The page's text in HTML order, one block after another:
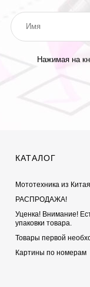
Нажимая на
КАТАЛОГ
Мототехника из Китая
РАСПРОДАЖА!
Уценка! Внимание!
упаковки товара.
Товары первой
Картины по номерам